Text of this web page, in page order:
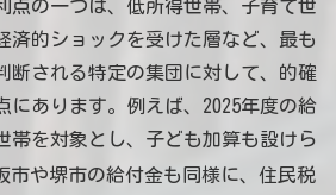
点の一つは、低所得世帯、子育て世
済的ショックを受けた層など、最も
断される特定の集団に対して、的確
にあります。例えば、2025年度の給
帯を対象とし、子ども加算も設けら
市や堺市の給付金も同様に、住民税